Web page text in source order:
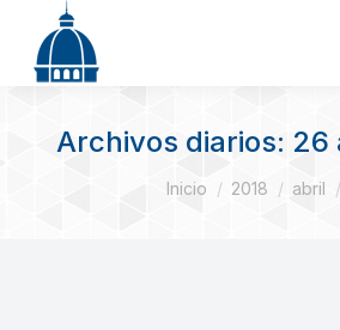
Archivos diarios: 26
Estás aquí:
Inicio 2018 abril